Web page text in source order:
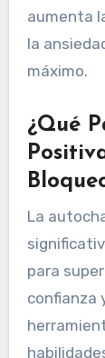
aumenta
la
máximo.
¿Qué
La
para
confianza